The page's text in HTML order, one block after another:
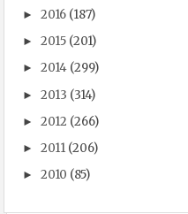
►2016 (187)
►2015 (201)
►2014 (299)
►2013 (314)
►2012 (266)
►2011 (206)
►2010 (85)